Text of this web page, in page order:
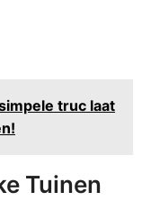
truc laat
Tuinen